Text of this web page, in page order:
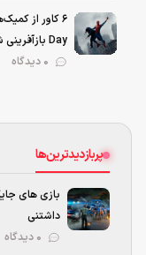
Day بازآفرینی شدند
پربازدیدترین‌ها
داشتنی